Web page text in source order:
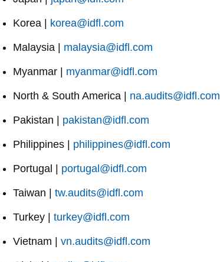
Korea | korea@idfl.com
Malaysia | malaysia@idfl.com
Myanmar | myanmar@idfl.com
North & South America | na.audits@idfl.com
Pakistan | pakistan@idfl.com
Philippines | philippines@idfl.com
Portugal | portugal@idfl.com
Taiwan | tw.audits@idfl.com
Turkey | turkey@idfl.com
Vietnam | vn.audits@idfl.com